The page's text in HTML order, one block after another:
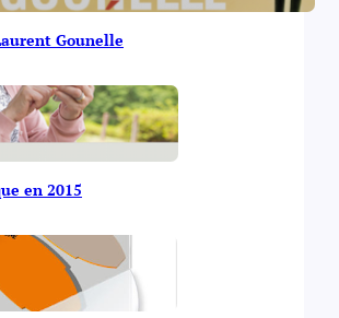
Gounelle
en 2015